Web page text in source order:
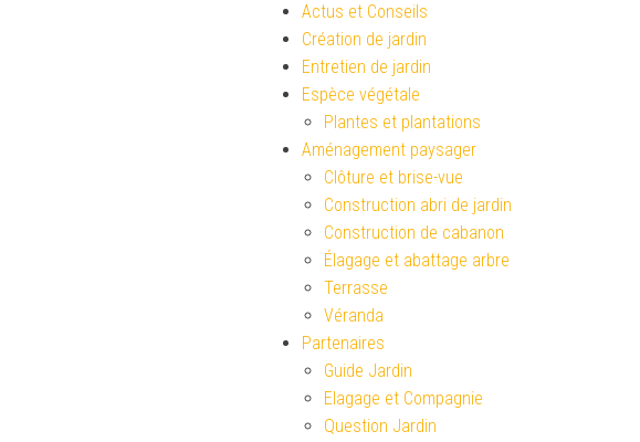
Actus et Conseils
Création de jardin
Entretien de jardin
Espèce végétale
Plantes et plantations
Aménagement paysager
Clôture et brise-vue
Construction abri de jardin
Construction de cabanon
Élagage et abattage arbre
Terrasse
Véranda
Partenaires
Guide Jardin
Elagage et Compagnie
Question Jardin